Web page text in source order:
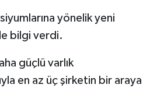
yönelik yeni
bilgi verdi.
güçlü varlık
en az üç şirketin bir araya